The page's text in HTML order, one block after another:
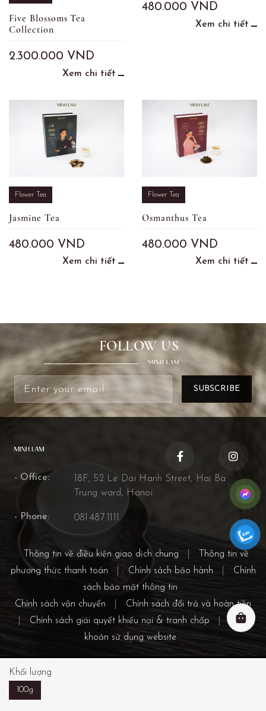
Khối lượng
100g
Five Blossoms Tea
Collection
2.300.000 VND
Xem chi tiết
480.000 VND
Xem chi tiết
Flower Tea
Jasmine Tea
480.000 VND
Xem chi tiết
Flower Tea
Osmanthus Tea
480.000 VND
Xem chi tiết
FOLLOW US
- Office:
18F, 52 Le Dai Hanh Street, Hai Ba
Trung ward, Hanoi
- Phone: 081.487.1111
Thông tin về điều kiện giao dịch chung
Thông tin về
phương thức thanh toán
Chính sách bảo hành
Chính
sách bảo mật thông tin
Chính sách vận chuyển
Chính sách đổi trả và hoàn tiền
Chính sách giải quyết khiếu nại & tranh chấp
Điều
khoản sử dụng website
© 2021 CÔNG TY CỔ PHẦN THEKLA. All rights reserved.
Giấy chứng nhận đăng ký kinh doanh số 0109613043 do Sở Kế
hoạch và đầu tư Thành phố Hà Nội cấp ngày 28/4/2021